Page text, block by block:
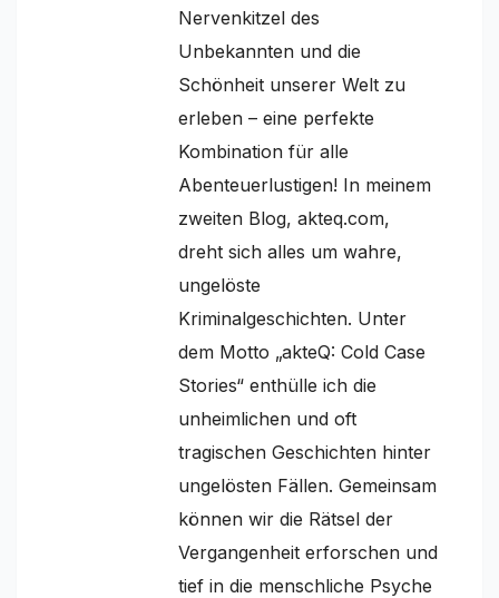
Nervenkitzel des
Unbekannten und die
Schönheit unserer Welt zu
erleben – eine perfekte
Kombination für alle
Abenteuerlustigen! In meinem
zweiten Blog, akteq.com,
dreht sich alles um wahre,
ungelöste
Kriminalgeschichten. Unter
dem Motto „akteQ: Cold Case
Stories“ enthülle ich die
unheimlichen und oft
tragischen Geschichten hinter
ungelösten Fällen. Gemeinsam
können wir die Rätsel der
Vergangenheit erforschen und
tief in die menschliche Psyche